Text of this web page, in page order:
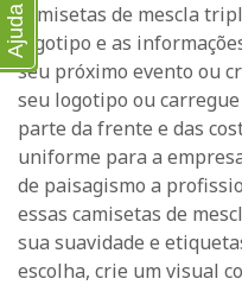
camisetas de mescla
logotipo e as
seu próximo evento ou
seu logotipo ou
parte da frente e das
uniforme para a
de paisagismo a
essas camisetas de
sua suavidade e
escolha, crie um visual
Ajuda